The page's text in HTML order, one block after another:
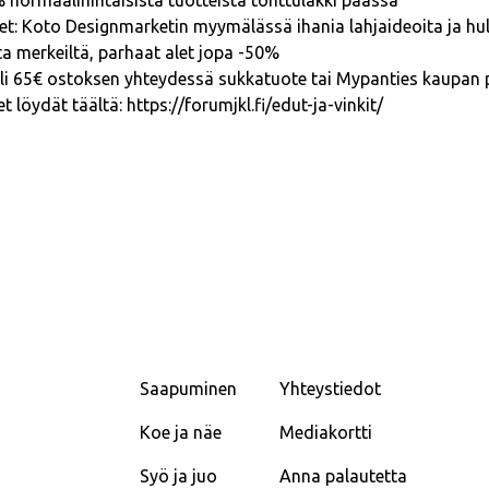
Koto Designmarketin myymälässä ihania lahjaideoita ja
merkeiltä, parhaat alet jopa -50%
65€ ostoksen yhteydessä sukkatuote tai Mypanties kaupan
löydät täältä: https://forumjkl.fi/edut-ja-vinkit/
Saapuminen
Koe ja näe
Syö ja juo
Yhteystiedot
Mediakortti
Anna palautetta